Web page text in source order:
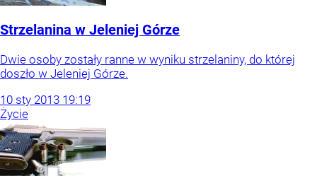
Strzelanina w Jeleniej Górze
Dwie osoby zostały ranne w wyniku strzelaniny, do której
doszło w Jeleniej Górze.
10 sty 2013 19:19
Życie